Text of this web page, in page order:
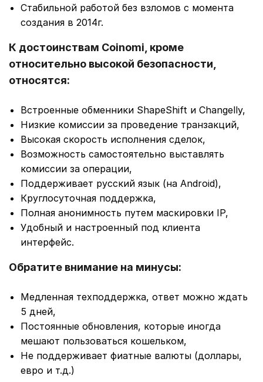
Стабильной работой без взломов с момента
создания в 2014г.
К достоинствам Coinomi, кроме
относительно высокой безопасности,
относятся:
Встроенные обменники ShapeShift и Changelly,
Низкие комиссии за проведение транзакций,
Высокая скорость исполнения сделок,
Возможность самостоятельно выставлять
комиссии за операции,
Поддерживает русский язык (на Android),
Круглосуточная поддержка,
Полная анонимность путем маскировки IP,
Удобный и настроенный под клиента
интерфейс.
Обратите внимание на минусы:
Медленная техподдержка, ответ можно ждать
5 дней,
Постоянные обновления, которые иногда
мешают пользоваться кошельком,
Не поддерживает фиатные валюты (доллары,
евро и т.д.)